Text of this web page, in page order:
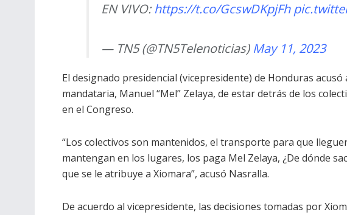
EN VIVO:https://t.co/GcswDKpjFh
— TN5 (@TN5Telenoticias) May 11, 2023
El designado presidencial (vicepresidente) de Honduras
mandataria, Manuel “Mel” Zelaya, de estar detrás de los
en el Congreso.
“Los colectivos son mantenidos, el transporte para que
mantengan en los lugares, los paga Mel Zelaya, ¿De dónde
que se le atribuye a Xiomara”, acusó Nasralla.
De acuerdo al vicepresidente, las decisiones tomadas por